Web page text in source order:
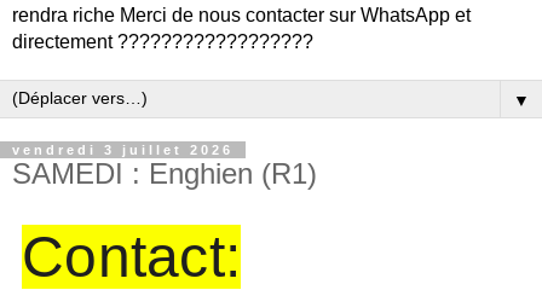
rendra riche Merci de nous contacter sur WhatsApp et
directement ??????????????????
▼
vendredi 3 juillet 2026
SAMEDI : Enghien (R1)
Contact: